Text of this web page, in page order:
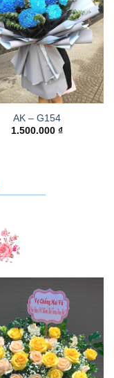
AK – G154
1.500.000 ₫